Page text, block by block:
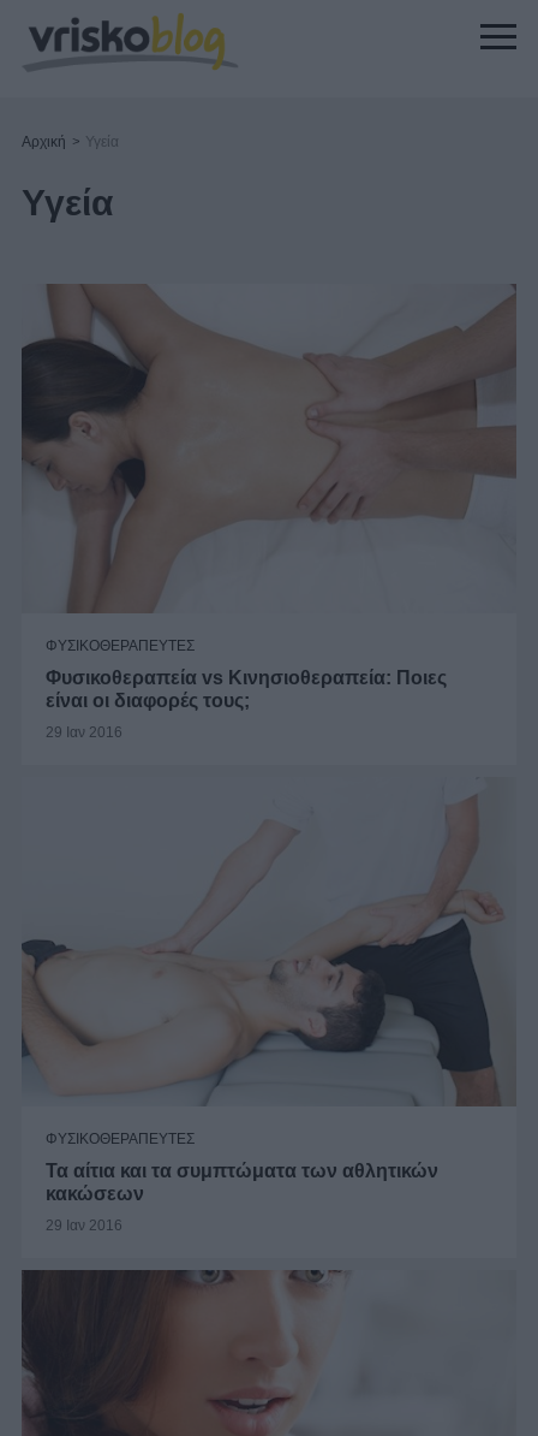
Αρχική > Υγεία
Υγεία
ΦΥΣΙΚΟΘΕΡΑΠΕΥΤΕΣ
Φυσικοθεραπεία vs Κινησιοθεραπεία: Ποιες
είναι οι διαφορές τους;
29 Ιαν 2016
ΦΥΣΙΚΟΘΕΡΑΠΕΥΤΕΣ
Τα αίτια και τα συμπτώματα των αθλητικών
κακώσεων
29 Ιαν 2016